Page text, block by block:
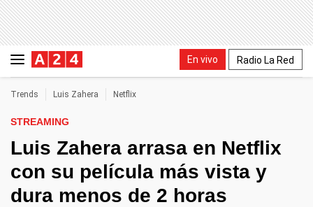
En vivo Radio La Red
Trends Luis Zahera Netflix
STREAMING
Luis Zahera arrasa en Netflix
con su película más vista y
dura menos de 2 horas